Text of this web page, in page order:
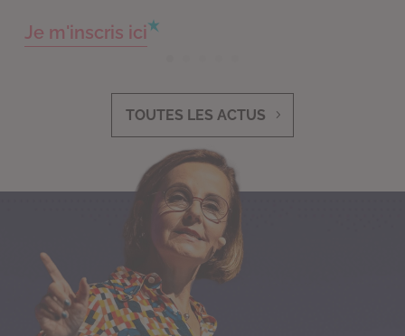
Je m'inscris ici
TOUTES LES ACTUS